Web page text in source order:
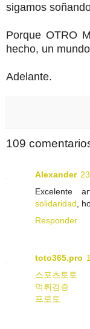
sigamos
Porque OTRO
hecho, un
Adelante.
109
Alexander
Excelente
solidaridad,
Responder
toto365.pro
스포츠토토
먹튀검증
프로토